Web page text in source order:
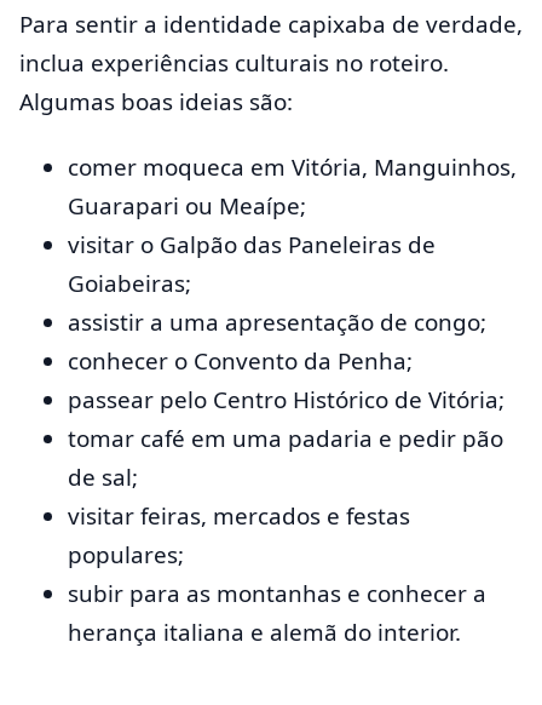
Para sentir a identidade capixaba de verdade,
inclua experiências culturais no roteiro.
Algumas boas ideias são:
comer moqueca em Vitória, Manguinhos,
Guarapari ou Meaípe;
visitar o Galpão das Paneleiras de
Goiabeiras;
assistir a uma apresentação de congo;
conhecer o Convento da Penha;
passear pelo Centro Histórico de Vitória;
tomar café em uma padaria e pedir pão
de sal;
visitar feiras, mercados e festas
populares;
subir para as montanhas e conhecer a
herança italiana e alemã do interior.